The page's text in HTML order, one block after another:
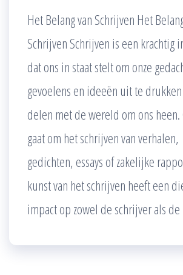
Het Belang van Schrijven Het
Schrijven Schrijven is een krachtig
dat ons in staat stelt om onze
gevoelens en ideeën uit te
delen met de wereld om ons heen.
gaat om het schrijven van verhalen,
gedichten, essays of zakelijke
kunst van het schrijven heeft een
impact op zowel de schrijver als